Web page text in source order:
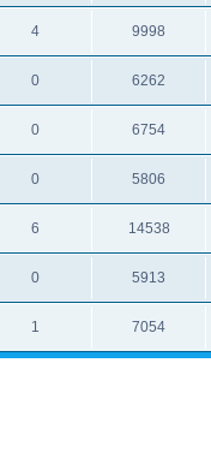
4 9998
0 6262
0 6754
0 5806
6 14538
0 5913
1 7054